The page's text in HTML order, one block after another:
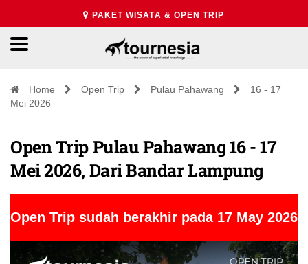
PAKET WISATA & OPEN TRIP
Home Open Trip Pulau Pahawang
16 - 17
Mei 2026
Open Trip Pulau Pahawang 16 - 17
Mei 2026, Dari Bandar Lampung
Open Trip sudah berakhir pada 17 May 2026